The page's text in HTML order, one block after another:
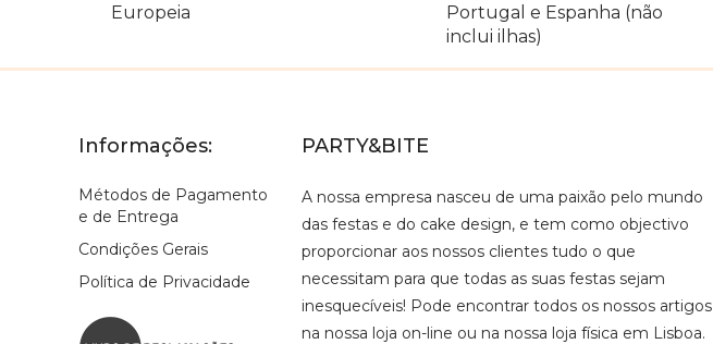
Europeia
Portugal e Espanha (não
inclui ilhas)
Informações:
Métodos de Pagamento
e de Entrega
Condições Gerais
Política de Privacidade
PARTY&BITE
A nossa empresa nasceu de uma paixão pelo mundo
das festas e do cake design, e tem como objectivo
proporcionar aos nossos clientes tudo o que
necessitam para que todas as suas festas sejam
inesquecíveis! Pode encontrar todos os nossos artigos
na nossa loja on-line ou na nossa loja física em Lisboa.